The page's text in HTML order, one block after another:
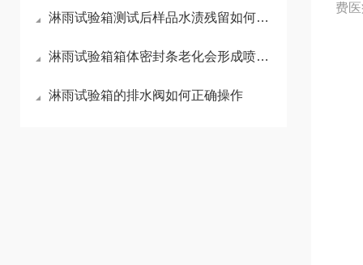
淋雨试验箱测试后样品水渍残留如何避免？
淋雨试验箱箱体密封条老化会形成喷淋盲区吗？
淋雨试验箱的排水阀如何正确操作
费